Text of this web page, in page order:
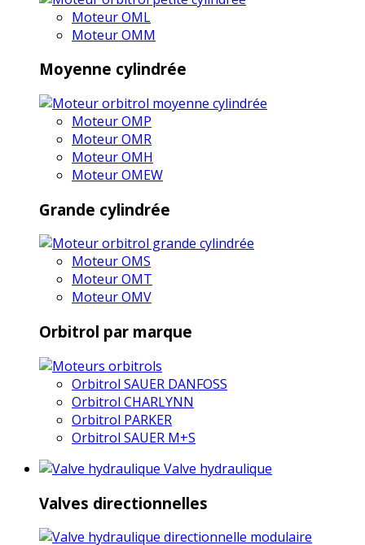
Moteur OML
Moteur OMM
Moyenne cylindrée
Moteur OMP
Moteur OMR
Moteur OMH
Moteur OMEW
Grande cylindrée
Moteur OMS
Moteur OMT
Moteur OMV
Orbitrol par marque
Orbitrol SAUER DANFOSS
Orbitrol CHARLYNN
Orbitrol PARKER
Orbitrol SAUER M+S
Valve hydraulique
Valves directionnelles